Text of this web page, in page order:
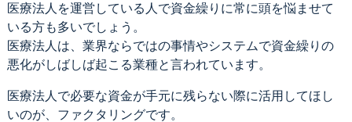
医療法人を運営している人で資金繰りに常に頭を悩ませて
いる方も多いでしょう。
医療法人は、業界ならではの事情やシステムで資金繰りの
悪化がしばしば起こる業種と言われています。
医療法人で必要な資金が手元に残らない際に活用してほし
いのが、ファクタリングです。